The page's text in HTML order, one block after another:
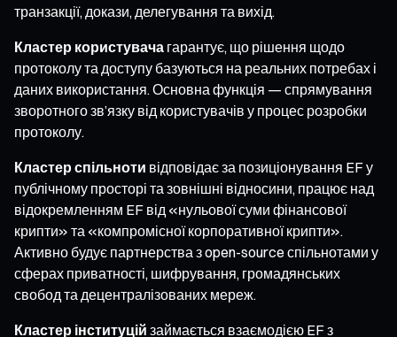
транзакції, докази, делегування та вихід.
Кластер користувача гарантує, що рішення щодо
протоколу та доступу базуються на реальних потребах і
даних використання. Основна функція — спрямування
зворотного зв’язку від користувачів у процес розробки
протоколу.
Кластер спільноти відповідає за позиціонування EF у
публічному просторі та зовнішні відносини, працює над
відокремленням EF від «нульової суми фінансової
крипти» та «компромісної корпоративної крипти».
Активно будує партнерства з open-source спільнотами у
сферах приватності, шифрування, громадянських
свобод та децентралізованих мереж.
Кластер інституцій займається взаємодією EF з